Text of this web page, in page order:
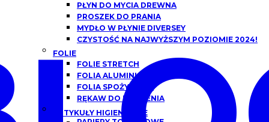
PŁYN DO MYCIA DREWNA
PROSZEK DO PRANIA
MYDŁO W PŁYNIE DIVERSEY
CZYSTOŚĆ NA NAJWYŻSZYM POZIOMIE 2024!
FOLIE
FOLIE STRETCH
FOLIA ALUMINIOWA
FOLIA SPOŻYWCZA
RĘKAW DO PIECZENIA
ARTYKUŁY HIGIENICZNE